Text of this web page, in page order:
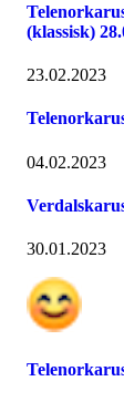
(klassisk)
23.02.2023
04.02.2023
30.01.2023